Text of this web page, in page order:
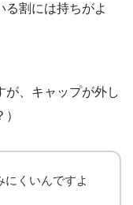
る割には持ちがよ
が、キャップが外し
にくいんですよ